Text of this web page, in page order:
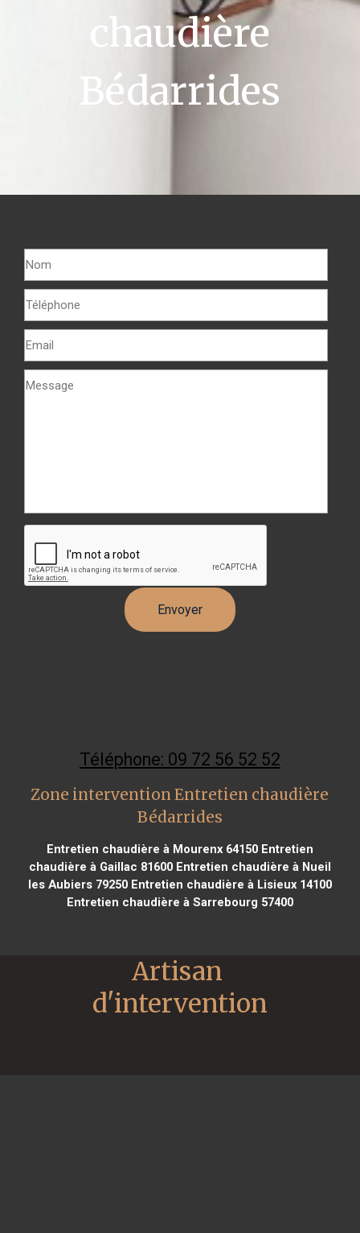
chaudière
Bédarrides
Téléphone: 09 72 56 52 52
Zone intervention Entretien chaudière
Bédarrides
Entretien chaudière à Mourenx 64150Entretien
chaudière à Gaillac 81600Entretien chaudière à Nueil
les Aubiers 79250Entretien chaudière à Lisieux 14100
Entretien chaudière à Sarrebourg 57400
Artisan
d'intervention